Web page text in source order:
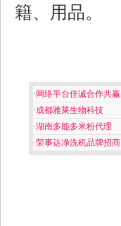
籍、用品。
· 网络平台佳诚合作共赢
·成都雅莱生物科技
·湖南多能多米粉代理
·荣事达净洗机品牌招商